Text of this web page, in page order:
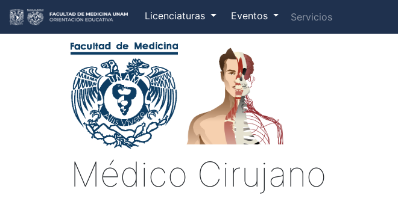
Licenciaturas Eventos Servicios
Médico Cirujano